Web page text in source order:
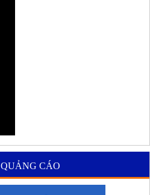
QUẢNG CÁO